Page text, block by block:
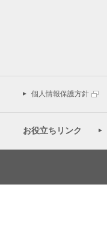
個人情報保護方針
お役立ちリンク